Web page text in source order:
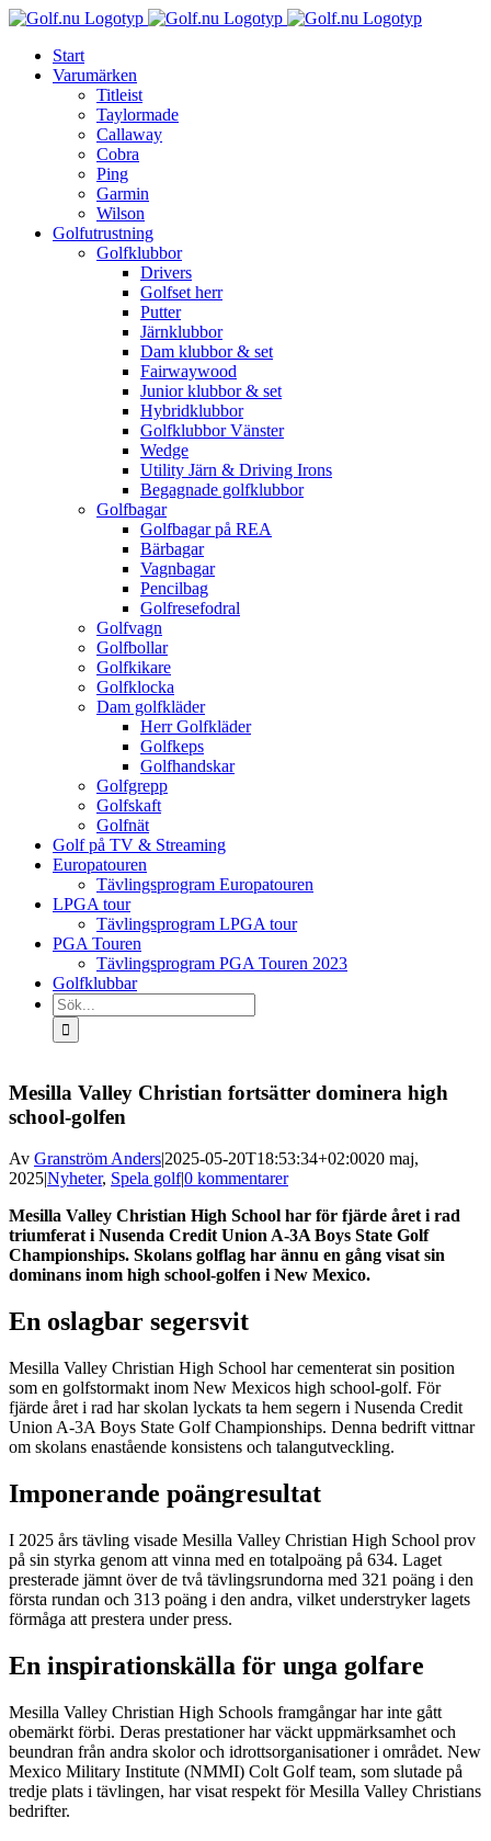
Fortsätt
innehållet
Start
Varumärken
Titleist
Taylormade
Callaway
Cobra
Ping
Garmin
Wilson
Golfutrustning
Golfklubbor
Drivers
Golfset herr
Putter
Järnklubbor
Dam klubbor & set
Fairwaywood
Junior klubbor & set
Hybridklubbor
Golfklubbor Vänster
Wedge
Utility Järn & Driving Irons
Begagnade golfklubbor
Golfbagar
Golfbagar på REA
Bärbagar
Vagnbagar
Pencilbag
Golfresefodral
Golfvagn
Golfbollar
Golfkikare
Golfklocka
Dam golfkläder
Herr Golfkläder
Golfkeps
Golfhandskar
Golfgrepp
Golfskaft
Golfnät
Golf på TV & Streaming
Europatouren
Tävlingsprogram Europatouren
LPGA tour
Tävlingsprogram LPGA tour
PGA Touren
Tävlingsprogram PGA Touren 2023
Golfklubbar
Sök
efter:
Mesilla Valley Christian fortsätter dominera high
school-golfen
Av Granström Anders|2025-05-20T18:53:34+02:0020 maj,
2025|Nyheter, Spela golf|0 kommentarer
Mesilla Valley Christian High School har för fjärde året i rad
triumferat i Nusenda Credit Union A-3A Boys State Golf
Championships. Skolans golflag har ännu en gång visat sin
dominans inom high school-golfen i New Mexico.
En oslagbar segersvit
Mesilla Valley Christian High School har cementerat sin position
som en golfstormakt inom New Mexicos high school-golf. För
fjärde året i rad har skolan lyckats ta hem segern i Nusenda Credit
Union A-3A Boys State Golf Championships. Denna bedrift vittnar
om skolans enastående konsistens och talangutveckling.
Imponerande poängresultat
I 2025 års tävling visade Mesilla Valley Christian High School prov
på sin styrka genom att vinna med en totalpoäng på 634. Laget
presterade jämnt över de två tävlingsrundorna med 321 poäng i den
första rundan och 313 poäng i den andra, vilket understryker lagets
förmåga att prestera under press.
En inspirationskälla för unga golfare
Mesilla Valley Christian High Schools framgångar har inte gått
obemärkt förbi. Deras prestationer har väckt uppmärksamhet och
beundran från andra skolor och idrottsorganisationer i området. New
Mexico Military Institute (NMMI) Colt Golf team, som slutade på
tredje plats i tävlingen, har visat respekt för Mesilla Valley Christians
bedrifter.